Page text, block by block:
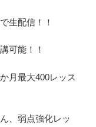
生配信！！
可能！！
月最大400レッス
、弱点強化レッ